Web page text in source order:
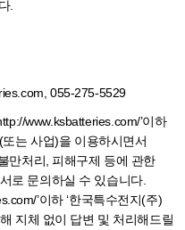
.
055-275-5529
www.ksbatteries.com/’이하
는 사업)을 이용하시면서
만처리, 피해구제 등에 관한
로 문의하실 수 있습니다.
’이하 ‘한국특수전지(주)
지체 없이 답변 및 처리해드릴